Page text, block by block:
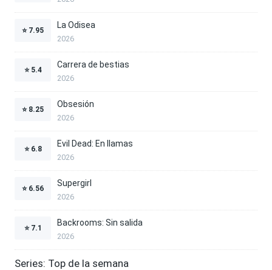
⭐ 7.95
La Odisea
2026
⭐ 5.4
Carrera de bestias
2026
⭐ 8.25
Obsesión
2026
⭐ 6.8
Evil Dead: En llamas
2026
⭐ 6.56
Supergirl
2026
⭐ 7.1
Backrooms: Sin salida
2026
Series: Top de la semana